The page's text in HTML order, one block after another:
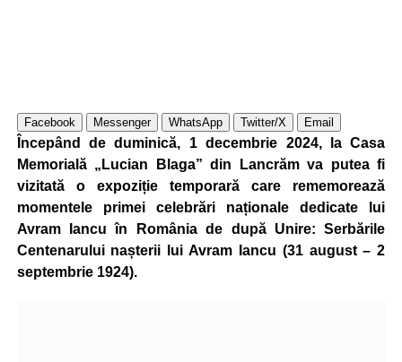
Facebook Messenger WhatsApp Twitter/X Email
Începând de duminică, 1 decembrie 2024, la Casa
Memorială „Lucian Blaga” din Lancrăm va putea fi
vizitată o expoziție temporară care rememorează
momentele primei celebrări naționale dedicate lui
Avram Iancu în România de după Unire: Serbările
Centenarului nașterii lui Avram Iancu (31 august – 2
septembrie 1924).